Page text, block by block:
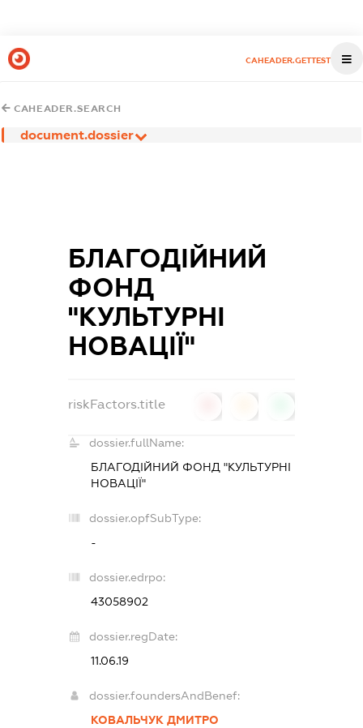
CAHEADER.GETTEST
CAHEADER.SEARCH
document.dossier
БЛАГОДІЙНИЙ
ФОНД
"КУЛЬТУРНІ
НОВАЦІЇ"
riskFactors.title
dossier.fullName:
БЛАГОДІЙНИЙ ФОНД "КУЛЬТУРНІ
НОВАЦІЇ"
dossier.opfSubType:
-
dossier.edrpo:
43058902
dossier.regDate:
11.06.19
dossier.foundersAndBenef:
КОВАЛЬЧУК ДМИТРО